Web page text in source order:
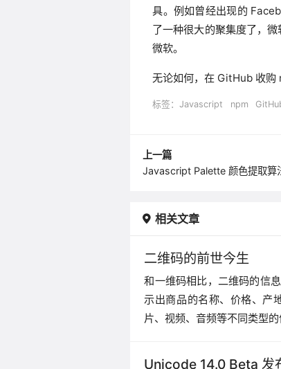
具。例如曾经出现的
了一种很大的聚集度了，
微软。
无论如何，在 GitHub 收购
标签：Javascript npm
上一篇
Javascript Palette 颜色提取算
相关文章
二维码的前世今生
和一维码相比，二维码的信
示出商品的名称、价格、产
片、视频、音频等不同类型的
Unicode 14.0 Beta 发